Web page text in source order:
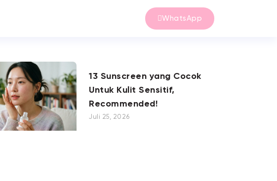
WhatsApp
13 Sunscreen yang Cocok
Untuk Kulit Sensitif,
Recommended!
Juli 25, 2026